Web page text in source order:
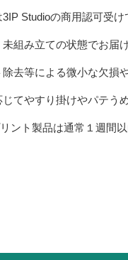
3IP Studioの商用認可受け
組み立ての状態でお届
去等による微小な欠損
てやすり掛けやパテう
ント製品は通常１週間